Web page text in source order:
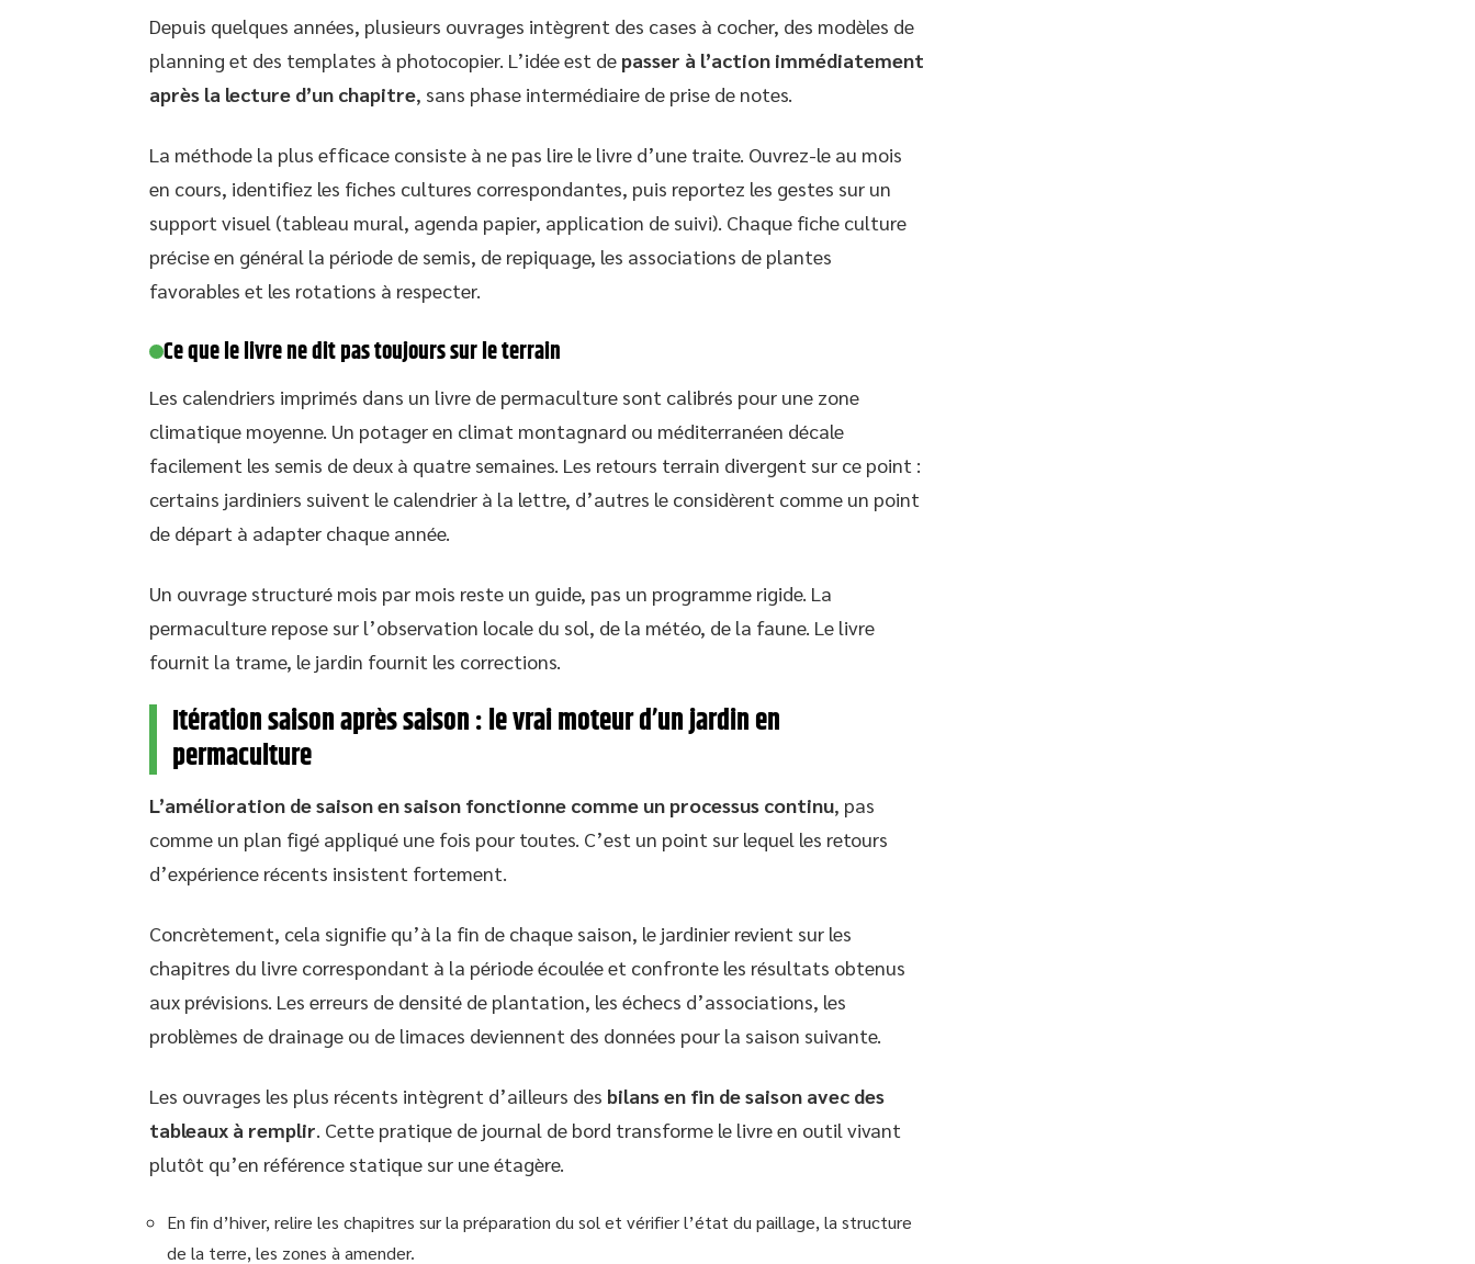
Depuis quelques années, plusieurs ouvrages intègrent des cases à cocher, des modèles de
planning et des templates à photocopier. L’idée est de passer à l’action immédiatement
après la lecture d’un chapitre, sans phase intermédiaire de prise de notes.
La méthode la plus efficace consiste à ne pas lire le livre d’une traite. Ouvrez-le au mois
en cours, identifiez les fiches cultures correspondantes, puis reportez les gestes sur un
support visuel (tableau mural, agenda papier, application de suivi). Chaque fiche culture
précise en général la période de semis, de repiquage, les associations de plantes
favorables et les rotations à respecter.
Ce que le livre ne dit pas toujours sur le terrain
Les calendriers imprimés dans un livre de permaculture sont calibrés pour une zone
climatique moyenne. Un potager en climat montagnard ou méditerranéen décale
facilement les semis de deux à quatre semaines. Les retours terrain divergent sur ce point :
certains jardiniers suivent le calendrier à la lettre, d’autres le considèrent comme un point
de départ à adapter chaque année.
Un ouvrage structuré mois par mois reste un guide, pas un programme rigide. La
permaculture repose sur l’observation locale du sol, de la météo, de la faune. Le livre
fournit la trame, le jardin fournit les corrections.
Itération saison après saison : le vrai moteur d’un jardin en
permaculture
L’amélioration de saison en saison fonctionne comme un processus continu, pas
comme un plan figé appliqué une fois pour toutes. C’est un point sur lequel les retours
d’expérience récents insistent fortement.
Concrètement, cela signifie qu’à la fin de chaque saison, le jardinier revient sur les
chapitres du livre correspondant à la période écoulée et confronte les résultats obtenus
aux prévisions. Les erreurs de densité de plantation, les échecs d’associations, les
problèmes de drainage ou de limaces deviennent des données pour la saison suivante.
Les ouvrages les plus récents intègrent d’ailleurs des bilans en fin de saison avec des
tableaux à remplir. Cette pratique de journal de bord transforme le livre en outil vivant
plutôt qu’en référence statique sur une étagère.
En fin d’hiver, relire les chapitres sur la préparation du sol et vérifier l’état du paillage, la structure
de la terre, les zones à amender.